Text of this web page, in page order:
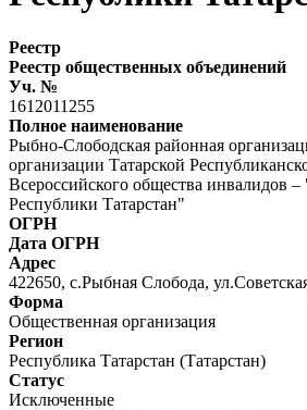
Реестр
Реестр общественных объединений
Уч. №
1612011255
Полное наименование
Рыбно-Слободская районная
организации Татарской
Всероссийского общества инвалидов
Республики Татарстан"
ОГРН
Дата ОГРН
Адрес
422650, с.Рыбная Слобода,
Форма
Общественная организация
Регион
Республика Татарстан (Татарстан)
Статус
Исключенные